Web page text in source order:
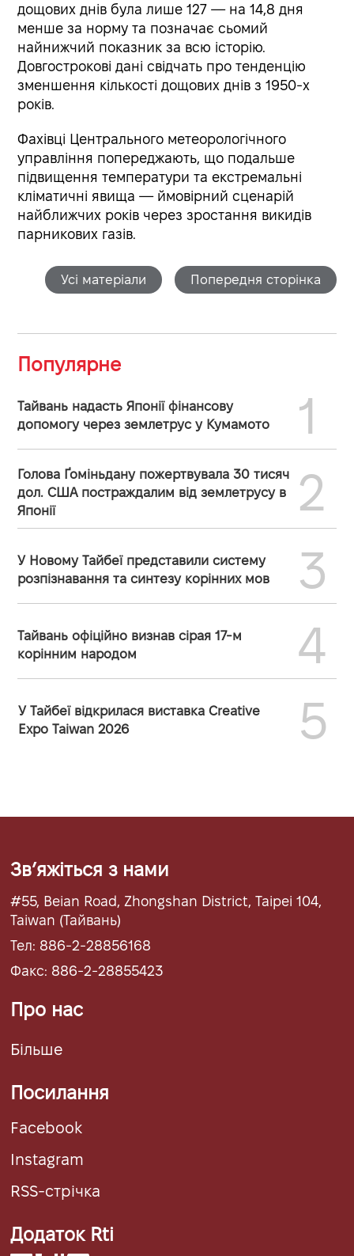
дощових днів була лише 127 — на 14,8 дня
менше за норму та позначає сьомий
найнижчий показник за всю історію.
Довгострокові дані свідчать про тенденцію
зменшення кількості дощових днів з 1950-х
років.
Фахівці Центрального метеорологічного
управління попереджають, що подальше
підвищення температури та екстремальні
кліматичні явища — ймовірний сценарій
найближчих років через зростання викидів
парникових газів.
Усі матеріали Попередня сторінка
Популярне
Тайвань надасть Японії фінансову
допомогу через землетрус у Кумамото
1
Голова Ґоміньдану пожертвувала 30 тисяч
дол. США постраждалим від землетрусу в
Японії
2
У Новому Тайбеї представили систему
розпізнавання та синтезу корінних мов
3
Тайвань офіційно визнав сірая 17-м
корінним народом
4
У Тайбеї відкрилася виставка Creative
Expo Taiwan 2026
5
Звʼяжіться з нами
#55, Beian Road, Zhongshan District, Taipei 104,
Taiwan (Тайвань)
Тел: 886-2-28856168
Факс: 886-2-28855423
Про нас
Більше
Посилання
Facebook
Instagram
RSS-стрічка
Додаток Rti